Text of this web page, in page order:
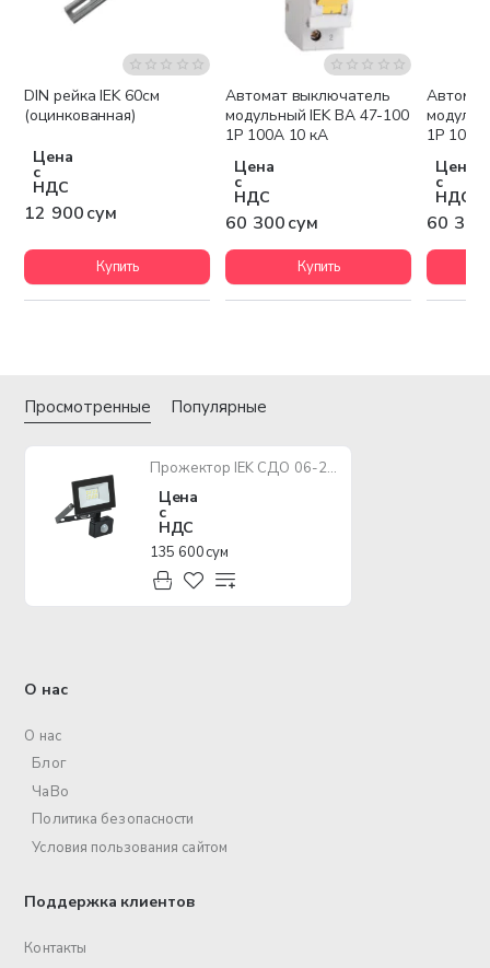
DIN рейка IEK 60см
(оцинкованная)
Цена
с
НДС
12 900 сум
Купить
Автомат выключатель
модульный IEK ВА 47-100
1P 100А 10 кА
Цена
с
НДС
60 300 сум
Купить
1P 10А
Цена
с
НДС
60 300
Просмотренные Популярные
Прожектор IEK СДО 06-20Д светодиодный черный с ДД IP54 6500 K
Цена
с
НДС
135 600 сум
О нас
О нас
Блог
ЧаВо
Политика безопасности
Условия пользования сайтом
Поддержка клиентов
Контакты